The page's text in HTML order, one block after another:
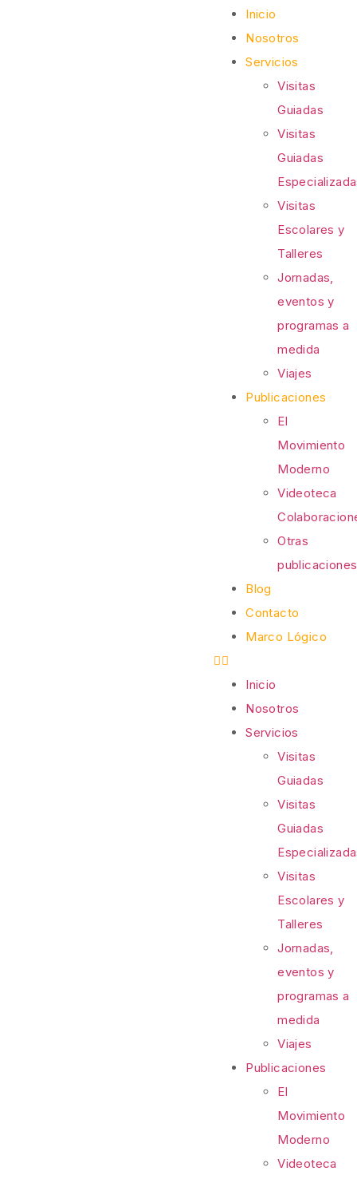
Inicio
Nosotros
Servicios
Visitas
Guiadas
Visitas
Guiadas
Visitas
Escolares y
Talleres
Jornadas,
eventos y
programas a
medida
Viajes
Publicaciones
El
Movimiento
Moderno
Videoteca
Otras
publicaciones
Blog
Contacto
Marco Lógico
Inicio
Nosotros
Servicios
Visitas
Guiadas
Visitas
Guiadas
Visitas
Escolares y
Talleres
Jornadas,
eventos y
programas a
medida
Viajes
Publicaciones
El
Movimiento
Moderno
Videoteca